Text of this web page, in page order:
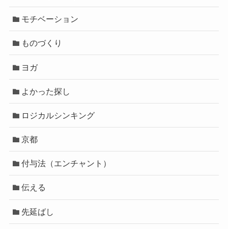
モチベーション
ものづくり
ヨガ
よかった探し
ロジカルシンキング
京都
付与法（エンチャント）
伝える
先延ばし